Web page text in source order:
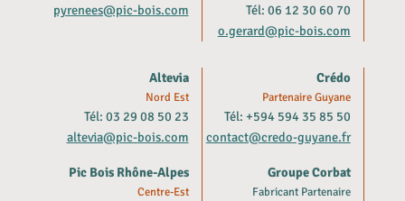
pyrenees@pic-bois.com
Tél: 06 12 30 60 70
o.gerard@pic-bois.com
Altevia
Nord Est
Tél: 03 29 08 50 23
altevia@pic-bois.com
Pic Bois Rhône-Alpes
Centre-Est
Crédo
Partenaire Guyane
Tél: +594 594 35 85 50
contact@credo-guyane.fr
Groupe Corbat
Fabricant Partenaire